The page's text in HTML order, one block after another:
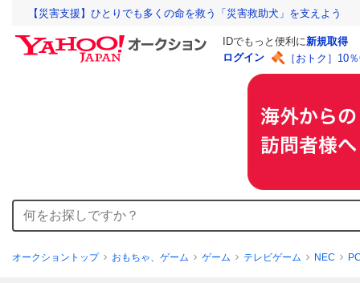
【災害支援】ひとりでも多くの命を救う「災害救助犬」を支えよう
IDでもっと便利に新規取得
ログイン
［おトク］10
オークショントップ おもちゃ、ゲーム ゲーム テレビゲーム NEC